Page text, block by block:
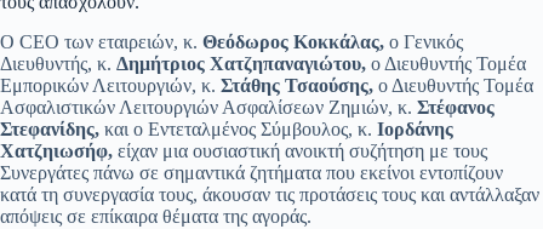
Ο CEO των εταιρειών, κ. Θεόδωρος Κοκκάλας, ο Γενικός
Διευθυντής, κ. Δημήτριος Χατζηπαναγιώτου, ο Διευθυντής Τομέα
Εμπορικών Λειτουργιών, κ. Στάθης Τσαούσης, ο Διευθυντής Τομέα
Ασφαλιστικών Λειτουργιών Ασφαλίσεων Ζημιών, κ. Στέφανος
Στεφανίδης, και ο Εντεταλμένος Σύμβουλος, κ. Ιορδάνης
Χατζηιωσήφ, είχαν μια ουσιαστική ανοικτή συζήτηση με τους
Συνεργάτες πάνω σε σημαντικά ζητήματα που εκείνοι εντοπίζουν
κατά τη συνεργασία τους, άκουσαν τις προτάσεις τους και αντάλλαξαν
απόψεις σε επίκαιρα θέματα της αγοράς.